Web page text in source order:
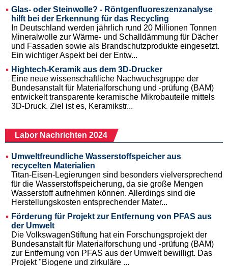
Glas- oder Steinwolle? - Röntgenfluoreszenzanalyse
hilft bei der Erkennung für das Recycling
In Deutschland werden jährlich rund 20 Millionen Tonnen
Mineralwolle zur Wärme- und Schalldämmung für Dächer
und Fassaden sowie als Brandschutzprodukte eingesetzt.
Ein wichtiger Aspekt bei der Entw...
Hightech-Keramik aus dem 3D-Drucker
Eine neue wissenschaftliche Nachwuchsgruppe der
Bundesanstalt für Materialforschung und -prüfung (BAM)
entwickelt transparente keramische Mikrobauteile mittels
3D-Druck. Ziel ist es, Keramikstr...
Labor Nachrichten 2024
Umweltfreundliche Wasserstoffspeicher aus
recycelten Materialien
Titan-Eisen-Legierungen sind besonders vielversprechend
für die Wasserstoffspeicherung, da sie große Mengen
Wasserstoff aufnehmen können. Allerdings sind die
Herstellungskosten entsprechender Mater...
Förderung für Projekt zur Entfernung von PFAS aus
der Umwelt
Die VolkswagenStiftung hat ein Forschungsprojekt der
Bundesanstalt für Materialforschung und -prüfung (BAM)
zur Entfernung von PFAS aus der Umwelt bewilligt. Das
Projekt "Biogene und zirkuläre ...